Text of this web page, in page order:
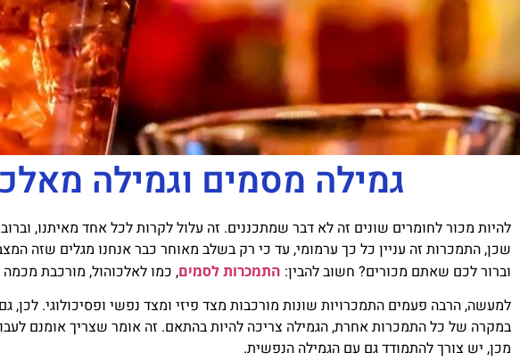
גמילה מסמים וגמילה
להיות מכור לחומרים שונים זה לא דבר שמתכננים. זה עלול לקרות לכל אחד מאיתנו,
שכן, התמכרות זה עניין כל כך ערמומי, עד כי רק בשלב מאוחר כבר אנחנו מגלים שזה
וברור לכם שאתם מכורים? חשוב להבין: התמכרות לסמים, כמו לאלכוהול, מורכבת מכמה
למעשה, הרבה פעמים התמכרויות שונות מורכבות מצד פיזי ומצד נפשי ופסיכולוגי.
במקרה של כל התמכרות אחרת, הגמילה צריכה להיות בהתאם. זה אומר שצריך אומנם
מכן, יש צורך להתמודד גם עם הגמילה הנפשית.